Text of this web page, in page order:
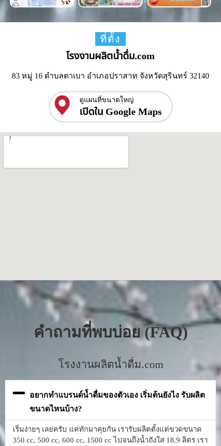
ที่ตั้ง
โรงงานผลิตน้ำดื่ม.com
83 หมู่ 16 ตำบลตาเบา อำเภอปราสาท จังหวัดสุรินทร์ 32140
ดูแผนที่ขนาดใหญ่
เปิดใน Google Maps
คำถามที่พบบ่อย (FAQ)
โรงงานผลิตน้ำดื่ม.com
อยากทำแบรนด์น้ำดื่มของตัวเอง เริ่มต้นยังไง รับผลิต
ขนาดไหนบ้าง?
เริ่มง่ายๆ เลยครับ แค่ทักมาคุยกัน เรารับผลิตตั้งแต่ขวดขนาด
350 cc, 500 cc, 600 cc, 1500 cc ไปจนถึงน้ำถังใส 18.9 ลิตร เรา